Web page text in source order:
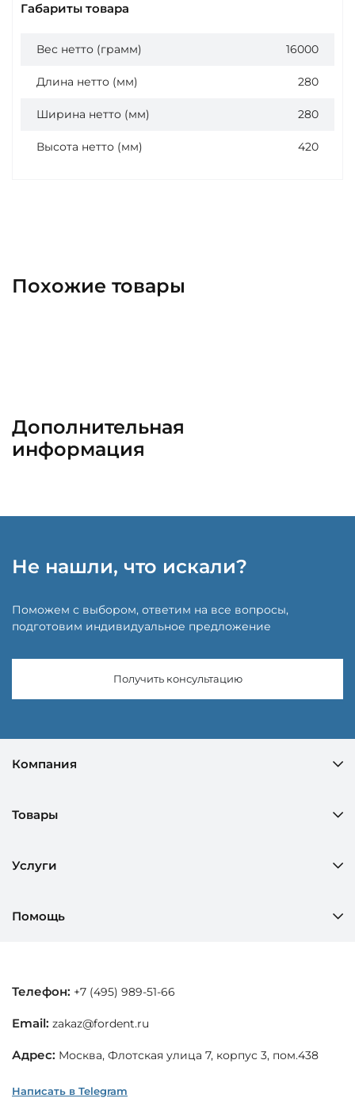
Габариты товара
Вес нетто (грамм) 16000
Длина нетто (мм) 280
Ширина нетто (мм) 280
Высота нетто (мм) 420
Похожие товары
Дополнительная
информация
Не нашли, что искали?
Поможем с выбором, ответим на все вопросы,
подготовим индивидуальное предложение
Получить консультацию
Компания
Товары
Услуги
Помощь
Телефон: +7 (495) 989-51-66
Email: zakaz@fordent.ru
Адрес: Москва, Флотская улица 7, корпус 3, пом.438
Написать в Telegram